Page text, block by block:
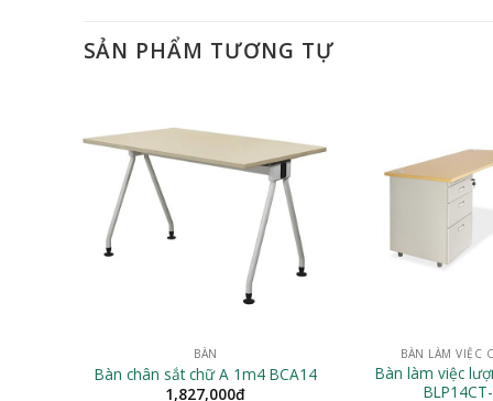
SẢN PHẨM TƯƠNG TỰ
BÀN
Bàn chân sắt chữ A 1m4 BCA14
1,827,000₫
BÀN LÀM VIỆC
Bàn làm việc